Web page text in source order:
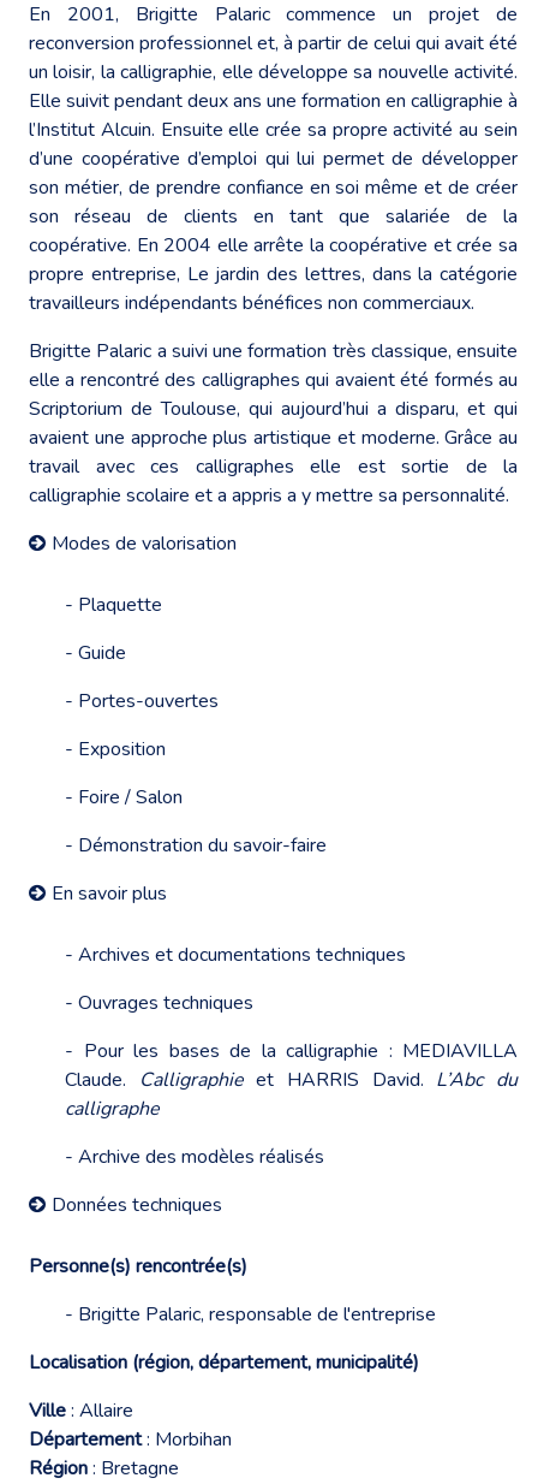
En 2001, Brigitte Palaric commence un projet de
reconversion professionnel et, à partir de celui qui avait été
un loisir, la calligraphie, elle développe sa nouvelle activité.
Elle suivit pendant deux ans une formation en calligraphie à
l’Institut Alcuin. Ensuite elle crée sa propre activité au sein
d’une coopérative d’emploi qui lui permet de développer
son métier, de prendre confiance en soi même et de créer
son réseau de clients en tant que salariée de la
coopérative. En 2004 elle arrête la coopérative et crée sa
propre entreprise, Le jardin des lettres, dans la catégorie
travailleurs indépendants bénéfices non commerciaux.
Brigitte Palaric a suivi une formation très classique, ensuite
elle a rencontré des calligraphes qui avaient été formés au
Scriptorium de Toulouse, qui aujourd’hui a disparu, et qui
avaient une approche plus artistique et moderne. Grâce au
travail avec ces calligraphes elle est sortie de la
calligraphie scolaire et a appris a y mettre sa personnalité.
Modes de valorisation
- Plaquette
- Guide
- Portes-ouvertes
- Exposition
- Foire / Salon
- Démonstration du savoir-faire
En savoir plus
- Archives et documentations techniques
- Ouvrages techniques
- Pour les bases de la calligraphie : MEDIAVILLA
Claude.
Calligraphieet HARRIS David. L’Abc du
calligraphe
- Archive des modèles réalisés
Données techniques
Personne(s) rencontrée(s)
- Brigitte Palaric, responsable de l'entreprise
Localisation (région, département, municipalité)
Ville: Allaire
Département: Morbihan
Région: Bretagne